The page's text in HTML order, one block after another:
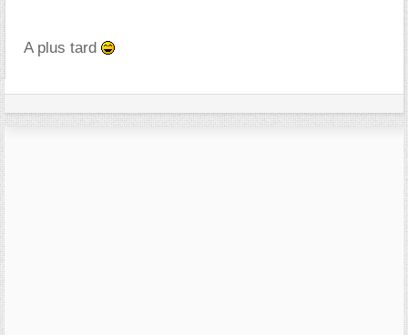
A plus tard